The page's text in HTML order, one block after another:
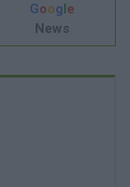
Google
News